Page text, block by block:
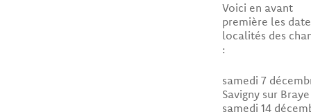
Voici en avant
première les
localités des
:
samedi 7
Savigny sur Braye
samedi 14